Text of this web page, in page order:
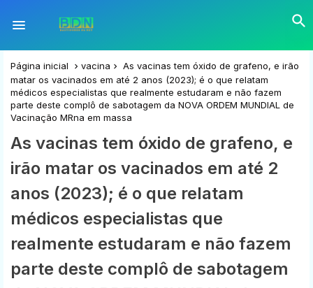
Página inicial vacina
As vacinas tem óxido de grafeno, e irão
matar os vacinados em até 2 anos (2023); é o que relatam
médicos especialistas que realmente estudaram e não fazem
parte deste complô de sabotagem da NOVA ORDEM MUNDIAL de
Vacinação MRna em massa
As vacinas tem óxido de grafeno, e
irão matar os vacinados em até 2
anos (2023); é o que relatam
médicos especialistas que
realmente estudaram e não fazem
parte deste complô de sabotagem